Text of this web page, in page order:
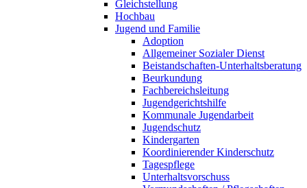
Gleichstellung
Hochbau
Jugend und Familie
Adoption
Allgemeiner Sozialer Dienst
Beistandschaften-Unterhaltsberatung
Beurkundung
Fachbereichsleitung
Jugendgerichtshilfe
Kommunale Jugendarbeit
Jugendschutz
Kindergarten
Koordinierender Kinderschutz
Tagespflege
Unterhaltsvorschuss